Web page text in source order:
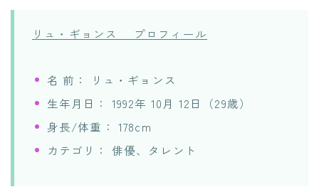
リュ・ギョンス プロフィール
名 前： リュ・ギョンス
生年月日： 1992年 10月 12日（29歳）
身長/体重： 178cm
カテゴリ： 俳優、タレント